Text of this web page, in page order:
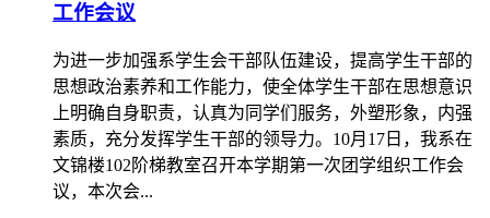
工作会议
为进一步加强系学生会干部队伍建设，提高学生干部的
思想政治素养和工作能力，使全体学生干部在思想意识
上明确自身职责，认真为同学们服务，外塑形象，内强
素质，充分发挥学生干部的领导力。10月17日，我系在
文锦楼102阶梯教室召开本学期第一次团学组织工作会
议，本次会...